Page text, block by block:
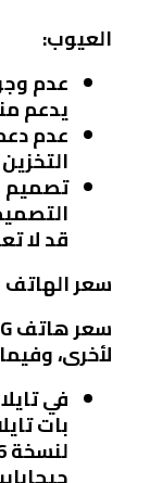
العيوب:
عدم
يدعم
عدم
تصميم
قد لا
سعر الهاتف
لأخرى،
في